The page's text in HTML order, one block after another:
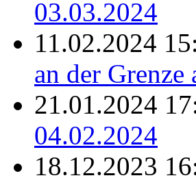
03.03.2024
11.02.2024
an der
21.01.2024
04.02.2024
18.12.2023